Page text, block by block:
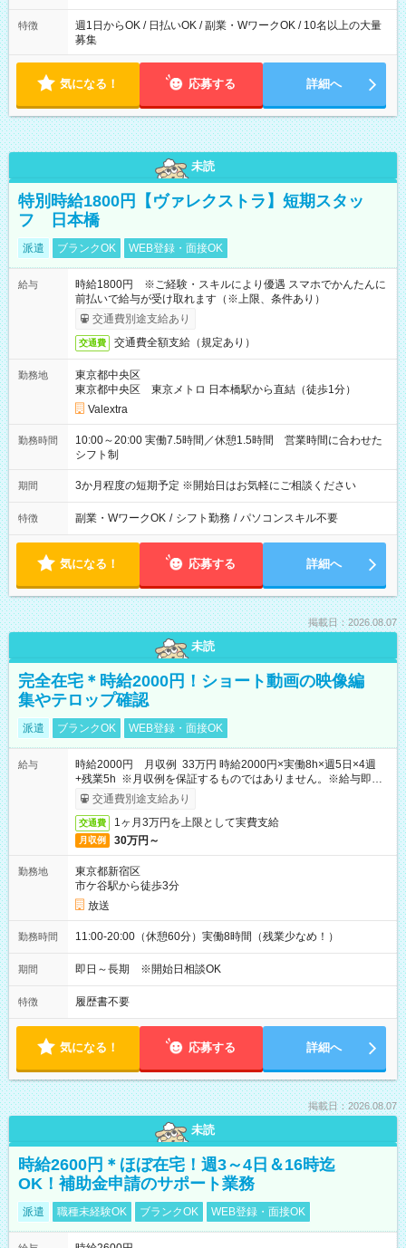
特徴
週1日からOK / 日払いOK / 副業・WワークOK / 10名以上の大量
募集
気になる！ 応募する 詳細へ
未読
特別時給1800円【ヴァレクストラ】短期スタッ
フ 日本橋
派遣 ブランクOK WEB登録・面接OK
給与
時給1800円 ※ご経験・スキルにより優遇 スマホでかんたんに
前払いで給与が受け取れます（※上限、条件あり）
交通費別途支給あり
交通費 交通費全額支給（規定あり）
勤務地
東京都中央区
東京都中央区 東京メトロ 日本橋駅から直結（徒歩1分）
Valextra
勤務時間
10:00～20:00 実働7.5時間／休憩1.5時間 営業時間に合わせた
シフト制
期間 3か月程度の短期予定 ※開始日はお気軽にご相談ください
特徴 副業・WワークOK / シフト勤務 / パソコンスキル不要
気になる！ 応募する 詳細へ
掲載日：2026.08.07
未読
完全在宅＊時給2000円！ショート動画の映像編
集やテロップ確認
派遣 ブランクOK WEB登録・面接OK
給与
時給2000円 月収例 33万円 時給2000円×実働8h×週5日×4週
+残業5h ※月収例を保証するものではありません。※給与即受
取りサービス利用可（利用条件有）
交通費別途支給あり
交通費 1ヶ月3万円を上限として実費支給
月収例 30万円～
勤務地
東京都新宿区
市ケ谷駅から徒歩3分
放送
勤務時間 11:00-20:00（休憩60分）実働8時間（残業少なめ！）
期間 即日～長期 ※開始日相談OK
特徴 履歴書不要
気になる！ 応募する 詳細へ
掲載日：2026.08.07
未読
時給2600円＊ほぼ在宅！週3～4日＆16時迄
OK！補助金申請のサポート業務
派遣 職種未経験OK ブランクOK WEB登録・面接OK